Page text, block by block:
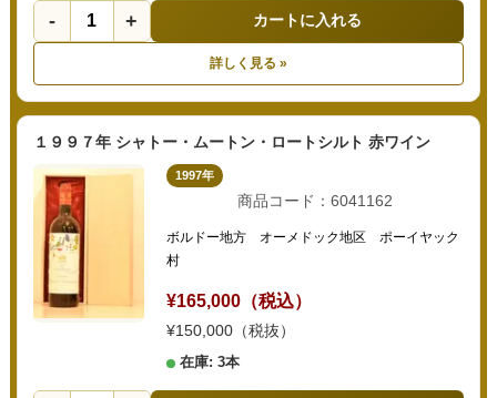
- + カートに入れる
詳しく見る »
１９９７年 シャトー・ムートン・ロートシルト 赤ワイン
1997年
商品コード：6041162
ボルドー地方 オーメドック地区 ポーイヤック
村
¥165,000（税込）
¥150,000（税抜）
在庫: 3本